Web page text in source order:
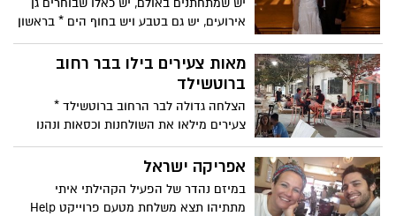
יש שמתחתנים באולם, יש כאלו שבוחרים גן
אירועים, יש גם בטבע ויש בחוף הים * בראשון
לציון רבים התחתנו בבית הכנסת הגדול,
הפעם היה זוג שבחר לחצות את הכביש,
למוזיאון
מאות צעירים בילו בבר רחוב
ברוטשילד
הצלחה גדולה לבר הרחוב ברוטשילד *
צעירים מילאו את השולחנות וכסאות ונהנו
מאווירה טובה, תפאורה היסטורית ומחירים
אטרקטיביים * וגם- הצעת נישואין מרגשת
אפריקה ישראל
במיזם נהדר של הפעיל הקהילתי איתי
מתתיהו תצא משלחת מטעם פרוייקט Help